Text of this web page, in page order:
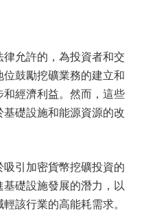
允許的，為投資者和交
鼓勵挖礦業務的建立和
經濟利益。然而，這些
礎設施和能源資源的改
引加密貨幣挖礦投資的
礎設施發展的潛力，以
該行業的高能耗需求。